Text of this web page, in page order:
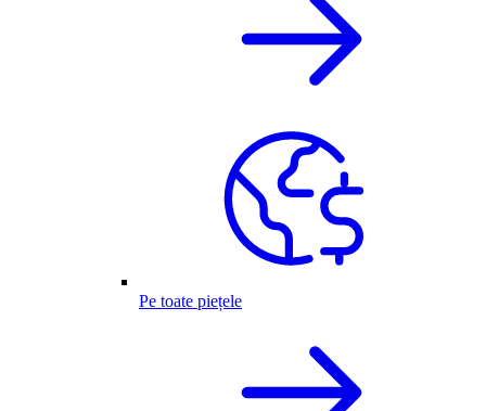
Pe toate piețele